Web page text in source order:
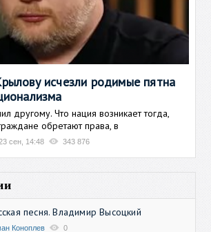
исчезли родимые пятна
другому. Что нация возникает тогда,
обретают права, в
сен, 14:48 343 876
песня. Владимир Высоцкий
Коноплев 0